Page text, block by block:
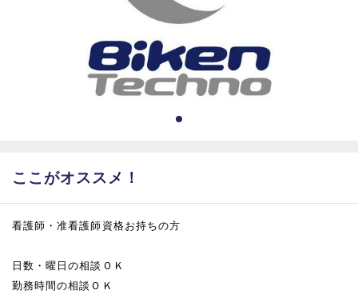
ここがオススメ！
看護師・准看護師資格お持ちの方
日数・曜日の相談ＯＫ
勤務時間の相談ＯＫ